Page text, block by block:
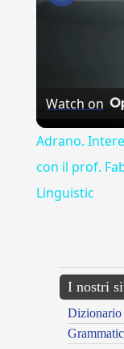
Watch on
Adrano.
con il prof.
Linguistic
I nostri
Dizionario